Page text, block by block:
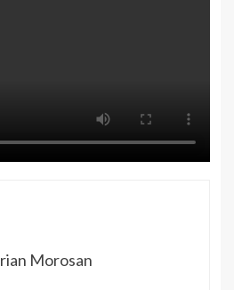
Morosan